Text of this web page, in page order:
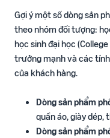
Gợi ý một số dòng sản
theo nhóm đối tượng:
học sinh đại học
trưởng mạnh và các
của khách hàng.
Dòng sản phẩm
quần áo, giày dép,
Dòng sản phẩm